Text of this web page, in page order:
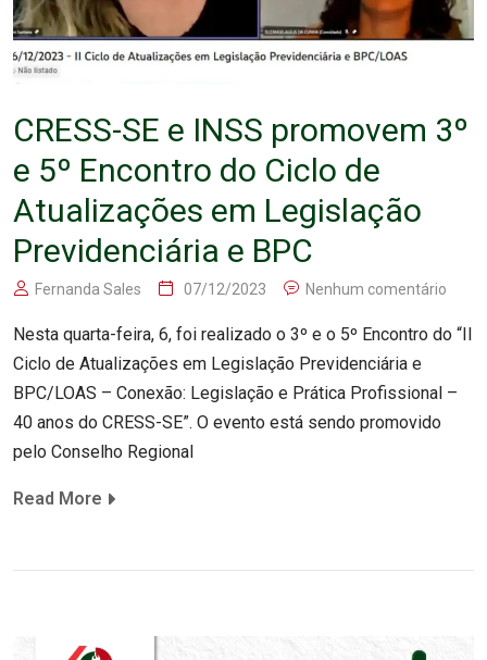
CRESS-SE e INSS promovem 3º
e 5º Encontro do Ciclo de
Atualizações em Legislação
Previdenciária e BPC
Fernanda Sales 07/12/2023 Nenhum comentário
Nesta quarta-feira, 6, foi realizado o 3º e o 5º Encontro do “II
Ciclo de Atualizações em Legislação Previdenciária e
BPC/LOAS – Conexão: Legislação e Prática Profissional –
40 anos do CRESS-SE”. O evento está sendo promovido
pelo Conselho Regional
Read More